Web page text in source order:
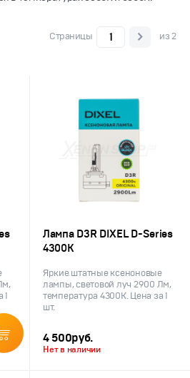
Страницы из 2
1
Лампа D3R DIXEL D-Series
4300K
Яркие штатные ксеноновые
лампы, световой луч 2900 Лм,
температура 4300K. Цена за 1
шт.
4 500руб.
Нет в наличии